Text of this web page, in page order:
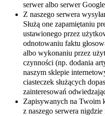
serwer albo serwer
Z naszego serwera
Służą one zapamiętaniu
ustawionego przez
odnotowaniu faktu
albo wykonaniu przez
czynności (np. dodania
naszym sklepie
ciasteczek służących
zainteresowań
Zapisywanych na Twoim
z naszego serwera